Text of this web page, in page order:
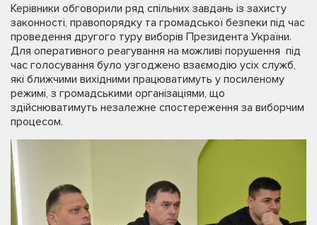
Керівники обговорили ряд спільних завдань із захисту
законності, правопорядку та громадської безпеки під час
проведення другого туру виборів Президента України.
Для оперативного реагування на можливі порушення під
час голосування було узгоджено взаємодію усіх служб,
які ближчими вихідними працюватимуть у посиленому
режимі, з громадськими організаціями, що
здійснюватимуть незалежне спостереження за виборчим
процесом.